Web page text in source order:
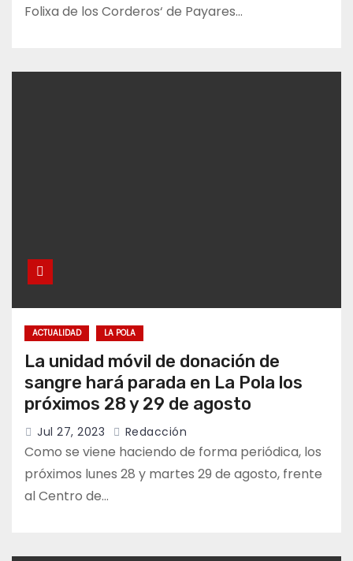
Folixa de los Corderos‘ de Payares…
ACTUALIDAD LA POLA
La unidad móvil de donación de
sangre hará parada en La Pola los
próximos 28 y 29 de agosto
Jul 27, 2023 Redacción
Como se viene haciendo de forma periódica, los
próximos lunes 28 y martes 29 de agosto, frente
al Centro de…